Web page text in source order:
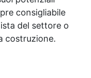
consigliabile
del settore o
costruzione.